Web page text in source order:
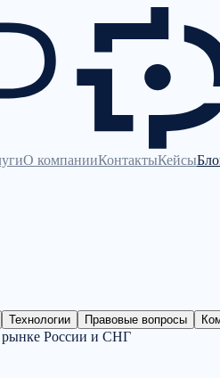
О компанииКонтактыКейсы
Технологии Правовые вопросы